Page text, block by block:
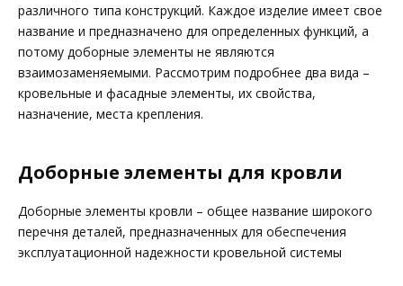
различного типа конструкций. Каждое изделие имеет свое
название и предназначено для определенных функций, а
потому доборные элементы не являются
взаимозаменяемыми. Рассмотрим подробнее два вида –
кровельные и фасадные элементы, их свойства,
назначение, места крепления.
Доборные элементы для кровли
Доборные элементы кровли – общее название широкого
перечня деталей, предназначенных для обеспечения
эксплуатационной надежности кровельной системы